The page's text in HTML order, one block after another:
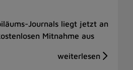
Journals liegt jetzt an
Mitnahme aus